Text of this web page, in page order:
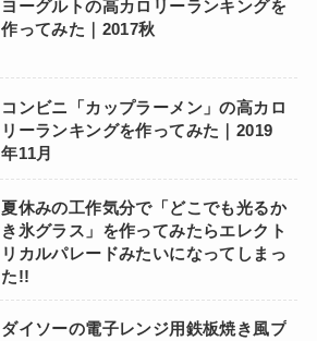
ヨーグルトの高カロリーランキングを
作ってみた｜2017秋
コンビニ「カップラーメン」の高カロ
リーランキングを作ってみた｜2019
年11月
夏休みの工作気分で「どこでも光るか
き氷グラス」を作ってみたらエレクト
リカルパレードみたいになってしまっ
た!!
ダイソーの電子レンジ用鉄板焼き風プ